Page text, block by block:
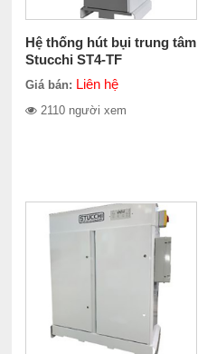
Hệ thống hút bụi trung tâm
Stucchi ST4-TF
Giá bán: Liên hệ
2110 người xem